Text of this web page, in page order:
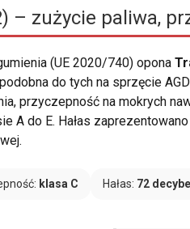
– zużycie paliwa,
(UE 2020/740) opona
do tych na sprzęcie
przyczepność na mokrych
A do E. Hałas
klasa C Hałas: 72